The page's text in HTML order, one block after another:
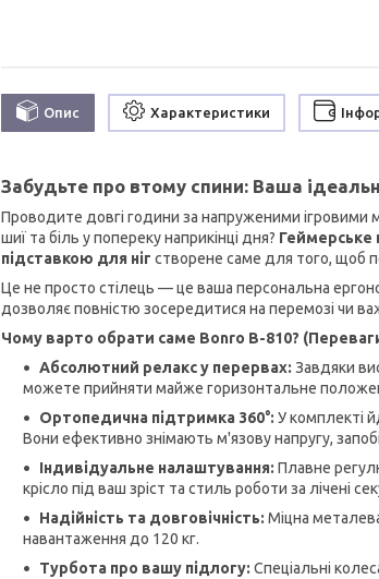
Опис Характеристики
Забудьте про втому спини: Ваша
Проводите довгі години за напруженими ігровими
шиї та біль у попереку наприкінці дня? Геймерське
підставкою для ніг створене саме для того, щоб
Це не просто стілець — це ваша персональна
дозволяє повністю зосередитися на перемозі чи
Чому варто обрати саме Bonro B-810?
Абсолютний релакс у перервах: Завдяки
можете прийняти майже горизонтальне
Ортопедична підтримка 360°: У комплекті
Вони ефективно знімають м'язову напругу,
Індивідуальне налаштування: Плавне
крісло під ваш зріст та стиль роботи за лічені
Надійність та довговічність: Міцна
навантаження до 120 кг.
Турбота про вашу підлогу: Спеціальні